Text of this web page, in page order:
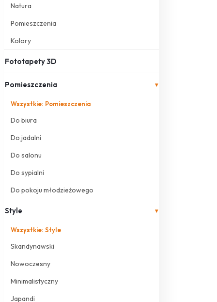
Natura
Pomieszczenia
Kolory
Fototapety 3D
Pomieszczenia ▾
Wszystkie: Pomieszczenia
Do biura
Do jadalni
Do salonu
Do sypialni
Do pokoju młodzieżowego
Style ▾
Wszystkie: Style
Skandynawski
Nowoczesny
Minimalistyczny
Japandi